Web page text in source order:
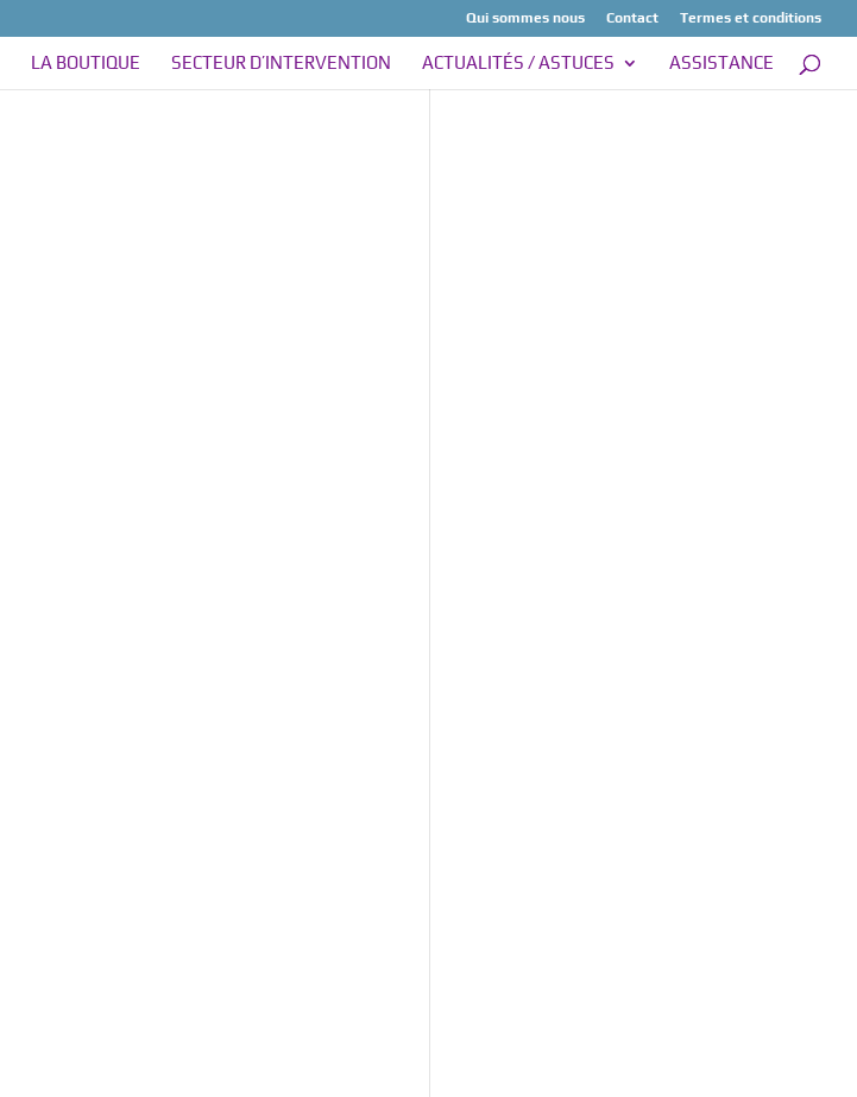
Qui sommes nous Contact Termes et conditions
LA BOUTIQUE SECTEUR D’INTERVENTION ACTUALITÉS / ASTUCES ASSISTANCE